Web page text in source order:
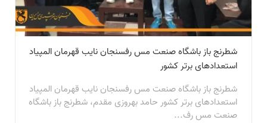
شطرنج باز باشگاه صنعت مس رفسنجان نایب قهرمان المپیاد
استعدادهای برتر کشور
شطرنج باز باشگاه صنعت مس رفسنجان نایب قهرمان المپیاد
استعدادهای برتر کشور حامد بهروزی مقدم، شطرنج باز باشگاه
صنعت مس رف...